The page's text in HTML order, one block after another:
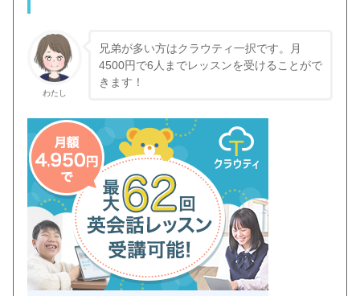
わたし
兄弟が多い方はクラウティ一択です。月
4500円で6人までレッスンを受けることがで
きます！